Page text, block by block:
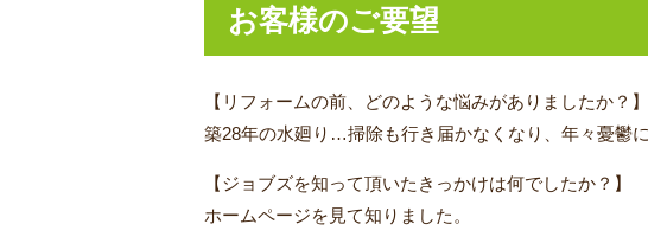
お客様のご要望
【リフォームの前、どのような悩みがありましたか？】
築28年の水廻り…掃除も行き届かなくなり、年々憂鬱
【ジョブズを知って頂いたきっかけは何でしたか？】
ホームページを見て知りました。